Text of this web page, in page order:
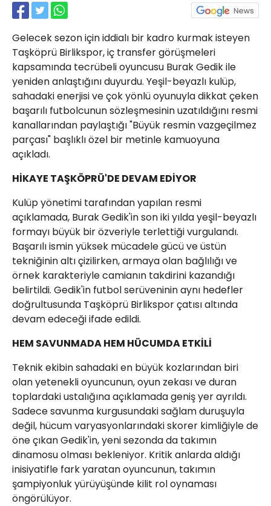
Gelecek sezon için iddialı bir kadro kurmak isteyen
Taşköprü Birlikspor, iç transfer görüşmeleri
kapsamında tecrübeli oyuncusu Burak Gedik ile
yeniden anlaştığını duyurdu. Yeşil-beyazlı kulüp,
sahadaki enerjisi ve çok yönlü oyunuyla dikkat çeken
başarılı futbolcunun sözleşmesinin uzatıldığını resmi
kanallarından paylaştığı "Büyük resmin vazgeçilmez
parçası" başlıklı özel bir metinle kamuoyuna
açıkladı.
HİKAYE TAŞKÖPRÜ'DE DEVAM EDİYOR
Kulüp yönetimi tarafından yapılan resmi
açıklamada, Burak Gedik'in son iki yılda yeşil-beyazlı
formayı büyük bir özveriyle terlettiği vurgulandı.
Başarılı ismin yüksek mücadele gücü ve üstün
tekniğinin altı çizilirken, armaya olan bağlılığı ve
örnek karakteriyle camianın takdirini kazandığı
belirtildi. Gedik'in futbol serüveninin aynı hedefler
doğrultusunda Taşköprü Birlikspor çatısı altında
devam edeceği ifade edildi.
HEM SAVUNMADA HEM HÜCUMDA ETKİLİ
Teknik ekibin sahadaki en büyük kozlarından biri
olan yetenekli oyuncunun, oyun zekası ve duran
toplardaki ustalığına açıklamada geniş yer ayrıldı.
Sadece savunma kurgusundaki sağlam duruşuyla
değil, hücum varyasyonlarındaki skorer kimliğiyle de
öne çıkan Gedik'in, yeni sezonda da takımın
dinamosu olması bekleniyor. Kritik anlarda aldığı
inisiyatifle fark yaratan oyuncunun, takımın
şampiyonluk yürüyüşünde kilit rol oynaması
öngörülüyor.
02624132333
haber@golcukpostasi.com